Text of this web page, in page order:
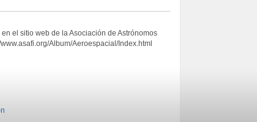
el sitio web de la Asociación de Astrónomos
Album/Aeroespacial/Index.html